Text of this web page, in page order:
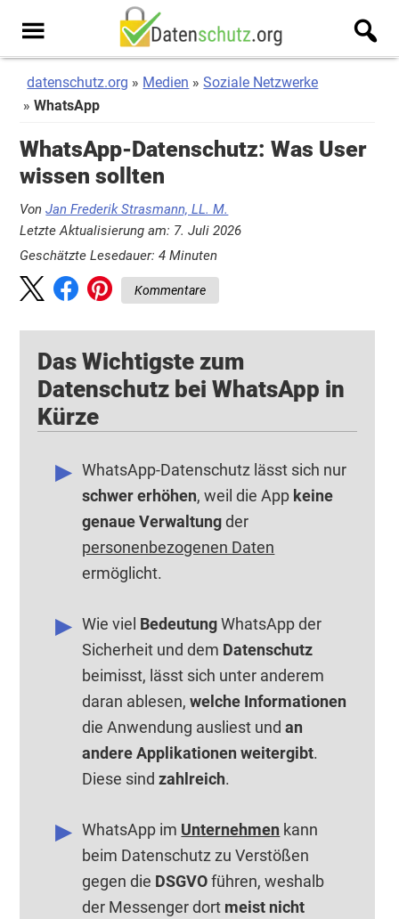
Inhalt
springen
Seitenspalte
springen
Men
datenschutz.org Medien
Soziale Netzwerke
WhatsApp
WhatsApp-Datenschutz: Was User
wissen sollten
VonJan Frederik Strasmann, LL. M.
Letzte Aktualisierung am: 7. Juli 2026
Geschätzte Lesedauer: 4 Minuten
Kommentare
Das Wichtigste zum
Datenschutz bei WhatsApp in
Kürze
WhatsApp-Datenschutz lässt sich nur
schwer erhöhen, weil die App keine
genaue Verwaltungder
personenbezogenen Daten
ermöglicht.
Wie viel BedeutungWhatsApp der
Sicherheit und dem Datenschutz
beimisst, lässt sich unter anderem
daran ablesen,welche Informationen
die Anwendung ausliest undan
andere Applikationen weitergibt.
Diese sindzahlreich.
WhatsApp im Unternehmen kann
beim Datenschutz zu Verstößen
gegen die DSGVOführen, weshalb
der Messenger dort meist nicht